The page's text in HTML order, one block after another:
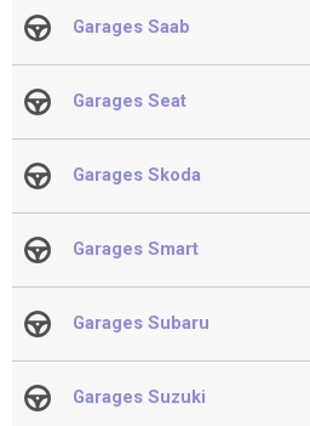
Garages Saab
Garages Seat
Garages Skoda
Garages Smart
Garages Subaru
Garages Suzuki